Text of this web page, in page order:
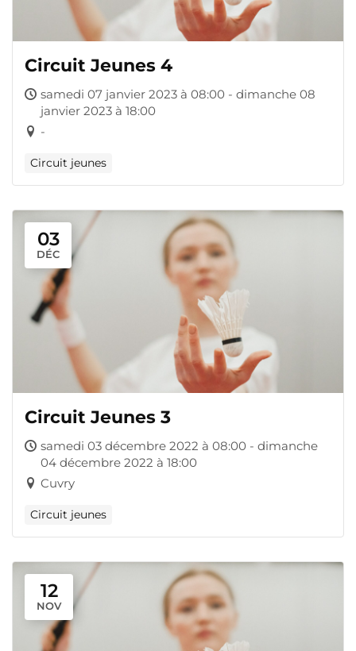
Circuit Jeunes 4
samedi 07 janvier 2023 à 08:00 - dimanche 08
janvier 2023 à 18:00
-
Circuit jeunes
03
DÉC
Circuit Jeunes 3
samedi 03 décembre 2022 à 08:00 - dimanche
04 décembre 2022 à 18:00
Cuvry
Circuit jeunes
12
NOV